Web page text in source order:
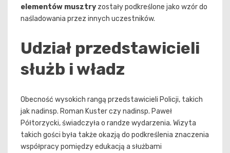
elementów musztry zostały podkreślone jako wzór do
naśladowania przez innych uczestników.
Udział przedstawicieli
służb i władz
Obecność wysokich rangą przedstawicieli Policji, takich
jak nadinsp. Roman Kuster czy nadinsp. Paweł
Półtorzycki, świadczyła o randze wydarzenia. Wizyta
takich gości była także okazją do podkreślenia znaczenia
współpracy pomiędzy edukacją a służbami